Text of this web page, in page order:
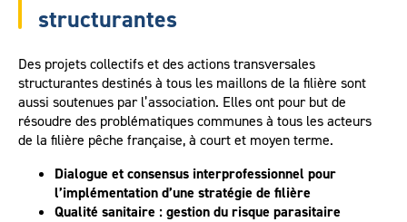
structurantes
Des projets collectifs et des actions transversales
structurantes destinés à tous les maillons de la filière sont
aussi soutenues par l’association. Elles ont pour but de
résoudre des problématiques communes à tous les acteurs
de la filière pêche française, à court et moyen terme.
Dialogue et consensus interprofessionnel pour
l’implémentation d’une stratégie de filière
Qualité sanitaire : gestion du risque parasitaire